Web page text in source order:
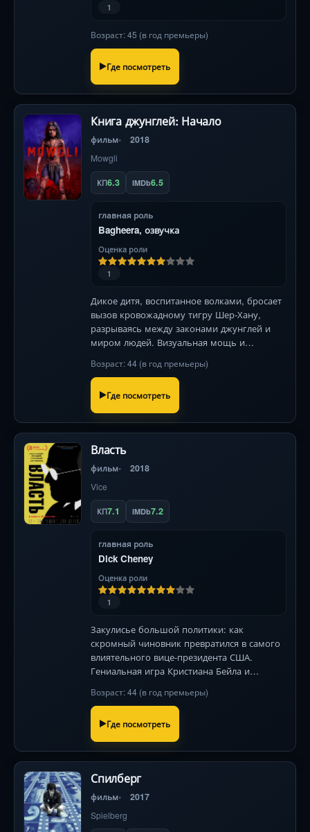
1
Возраст: 45 (в год премьеры)
Где посмотреть
Книга джунглей: Начало
фильм 2018
Mowgli
КП6.3 IMDb6.5
главная роль
Bagheera, озвучка
Оценка роли
1
Дикое дитя, воспитанное волками, бросает
вызов кровожадному тигру Шер-Хану,
разрываясь между законами джунглей и
миром людей. Визуальная мощь и
интерпретации классики Киплинга.
Возраст: 44 (в год премьеры)
Где посмотреть
Власть
фильм 2018
Vice
КП7.1 IMDb7.2
главная роль
Dick Cheney
Оценка роли
1
Закулисье большой политики: как
скромный чиновник превратился в самого
влиятельного вице-президента США.
Гениальная игра Кристиана Бейла и
перекроившие мировую историю.
Возраст: 44 (в год премьеры)
Где посмотреть
Спилберг
фильм 2017
Spielberg